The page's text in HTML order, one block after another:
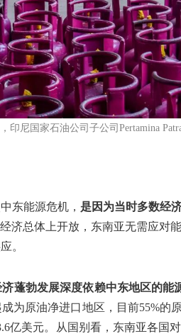
印尼国家石油公司子公司Pertamina
东能源危机， 是因为当时多数经
济总体上开放，东南亚无需应
。
蓬勃发展深度依赖中东地区的能
为原油净进口地区，目前55%
亿美元。从国别看，东南亚各国